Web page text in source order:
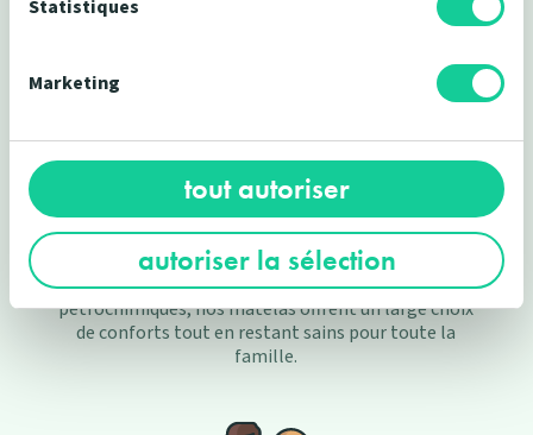
Statistiques
Marketing
tout autoriser
autoriser la sélection
toxiques pour la santé humaine. Grâce à une
rigoureuse batterie de contrôles, tous nos articles
Composés de matériaux 100% naturels comme la
laine vierge, le chanvre, notre latex naturel, ou
encore de l'huile de soja en lieu et place d'additifs
pétrochimiques, nos matelas offrent un large choix
de conforts tout en restant sains pour toute la
famille.